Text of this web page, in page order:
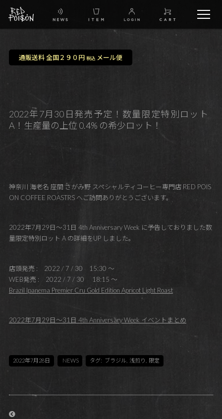
FB
通販送料 全国２９０円 税込メール便
2022年7月30日発売予定！数量限定特別ロット
A！生産量の上位 0.4% の希少ロット！
神奈川 海老名 座間 さがみ野 スペシャルティコーヒー専門店 RED POIS
ON COFFEE ROASTRS へご訪問ありがとうございます。
2022年7月29日～31日 4th Anniversary Week に予告しておりました数
量限定特別ロット A の詳細をUP しました。
店頭発売 : 2022 / 7 / 30 15:30 ～
WEB発売 : 2022 / 7 / 30 18:15 ～
Brazil Ipanema Premier Cru Gold Edition Apricot Light Roast
2022年7月29日～31日 4th Anniversary Week イベントまとめ
2022年7月28日 NEWS タグ: ブラジル, 浅煎り 限定